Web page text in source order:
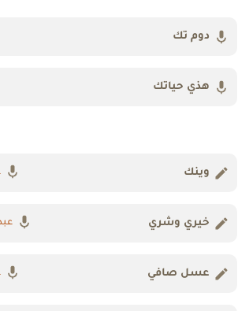
دوم تك
هذي حياتك
وينك
خيري وشري
عسل صافي